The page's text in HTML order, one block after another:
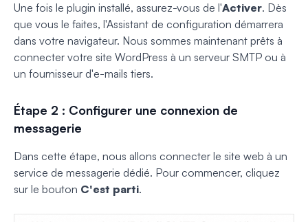
Une fois le plugin installé, assurez-vous de l'Activer. Dès
que vous le faites, l'Assistant de configuration démarrera
dans votre navigateur. Nous sommes maintenant prêts à
connecter votre site WordPress à un serveur SMTP ou à
un fournisseur d'e-mails tiers.
Étape 2 : Configurer une connexion de
messagerie
Dans cette étape, nous allons connecter le site web à un
service de messagerie dédié. Pour commencer, cliquez
sur le bouton C'est parti.